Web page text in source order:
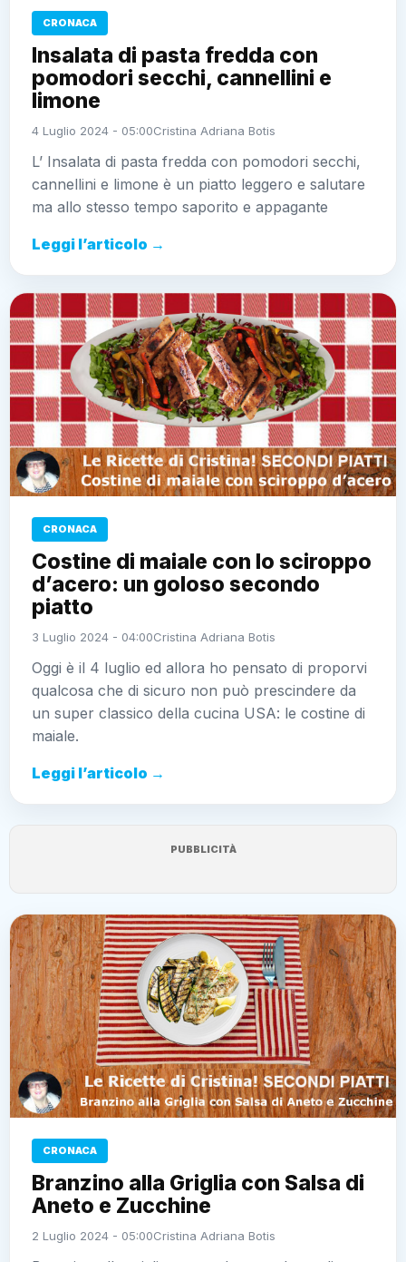
CRONACA
Insalata di pasta fredda con
pomodori secchi, cannellini e
limone
4 Luglio 2024 - 05:00Cristina Adriana Botis
L’ Insalata di pasta fredda con pomodori secchi,
cannellini e limone è un piatto leggero e salutare
ma allo stesso tempo saporito e appagante
Leggi l’articolo →
CRONACA
Costine di maiale con lo sciroppo
d’acero: un goloso secondo
piatto
3 Luglio 2024 - 04:00Cristina Adriana Botis
Oggi è il 4 luglio ed allora ho pensato di proporvi
qualcosa che di sicuro non può prescindere da
un super classico della cucina USA: le costine di
maiale.
Leggi l’articolo →
PUBBLICITÀ
CRONACA
Branzino alla Griglia con Salsa di
Aneto e Zucchine
2 Luglio 2024 - 05:00Cristina Adriana Botis